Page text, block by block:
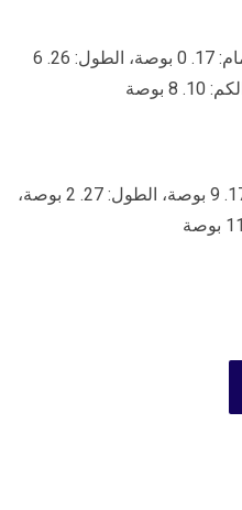
L: الصدر: 42. 5 بوصة، أساور الأكمام: 17. 0 بوصة، الطول: 26. 6
XL: الصدر: 44. 1 بوصة، الأساور: 17. 9 بوصة، الطول: 27. 2 بوصة،